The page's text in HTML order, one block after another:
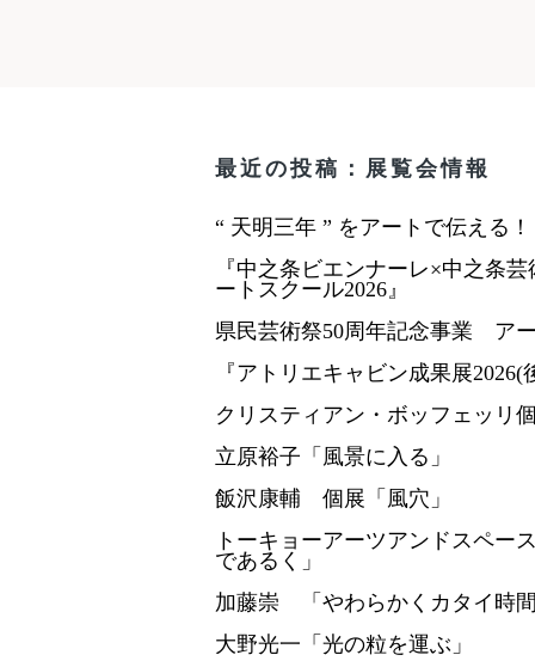
最近の投稿：展覧会情報
“ 天明三年 ” をアートで伝える
『中之条ビエンナーレ×中之条
ートスクール2026』
県民芸術祭50周年記念事業 ア
『アトリエキャビン成果展2026(
クリスティアン・ボッフェッリ
立原裕子「風景に入る」
飯沢康輔 個展「風穴」
トーキョーアーツアンドスペー
であるく」
加藤崇 「やわらかくカタイ時
大野光一「光の粒を運ぶ」